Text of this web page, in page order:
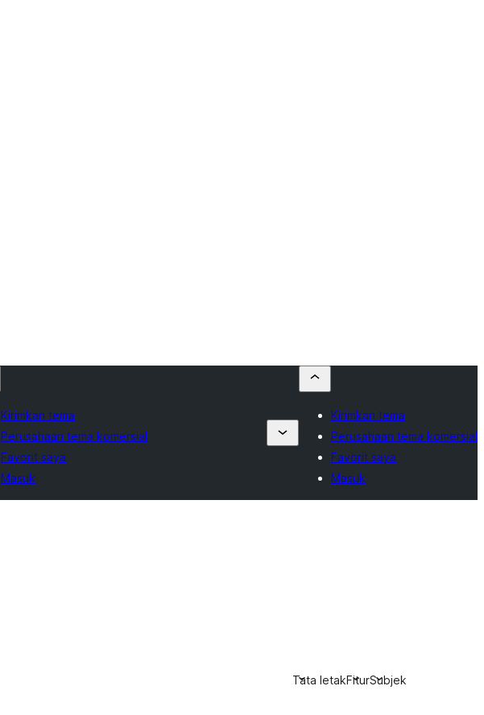
Kirimkan tema
Perusahaan tema komersial
Favorit saya
Masuk
Kirimkan tema
Perusahaan tema komersial
Favorit saya
Masuk
Tata letakFiturSubjek